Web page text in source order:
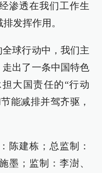
渗透在我们工作生
发挥作用。
球行动中，我们主
出了一条中国特色
大国责任的“行动
能减排并驾齐驱，
陈建栋；总监制：
墨；监制：李澍、